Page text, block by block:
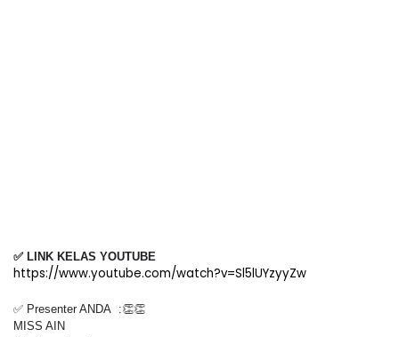
✅ LINK KELAS YOUTUBE
https://www.youtube.com/watch?v=Sl5lUYzyyZw
✅ Presenter ANDA  :👏👏
MISS AIN